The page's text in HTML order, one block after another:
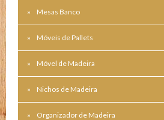
Mesas Banco
Móveis de Pallets
Móvel de Madeira
Nichos de Madeira
Organizador de Madeira